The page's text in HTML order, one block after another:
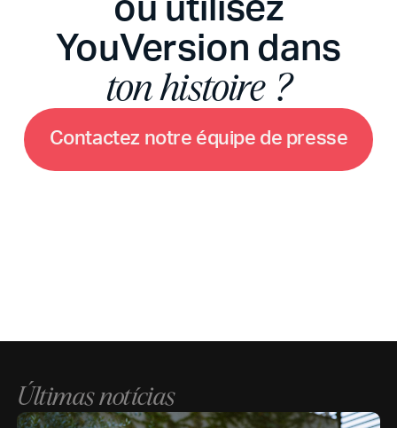
YouVersion dans
ton histoire ?
Contactez notre équipe de presse
Últimas notícias